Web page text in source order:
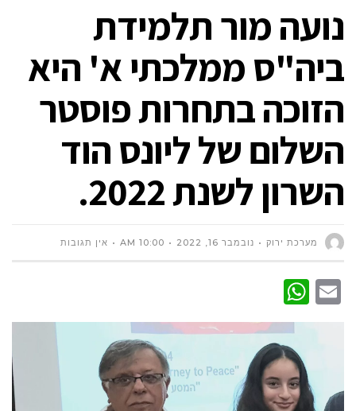
נועה מור תלמידת
ביה"ס ממלכתי א' היא
הזוכה בתחרות פוסטר
השלום של ליונס הוד
השרון לשנת 2022.
מערכת ירוק נובמבר 16, 2022 10:00 AM אין תגובות
Email